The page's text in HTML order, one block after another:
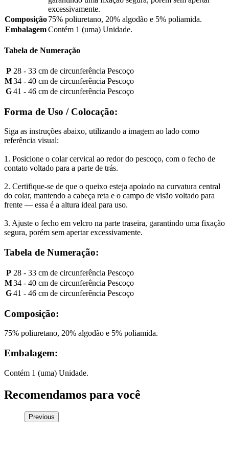
excessivamente.
Composição75% poliuretano, 20% algodão e 5% poliamida.
EmbalagemContém 1 (uma) Unidade.
Tabela de Numeração
P 28 - 33 cm de circunferência Pescoço
M34 - 40 cm de circunferência Pescoço
G 41 - 46 cm de circunferência Pescoço
Forma de Uso / Colocação:
Siga as instruções abaixo, utilizando a imagem ao lado como
referência visual:
1. Posicione o colar cervical ao redor do pescoço, com o fecho de
contato voltado para a parte de trás.
2. Certifique-se de que o queixo esteja apoiado na curvatura central
do colar, mantendo a cabeça reta e o campo de visão voltado para
frente — essa é a altura ideal para uso.
3. Ajuste o fecho em velcro na parte traseira, garantindo uma fixação
segura, porém sem apertar excessivamente.
Tabela de Numeração:
P 28 - 33 cm de circunferência Pescoço
M34 - 40 cm de circunferência Pescoço
G 41 - 46 cm de circunferência Pescoço
Composição:
75% poliuretano, 20% algodão e 5% poliamida.
Embalagem:
Contém 1 (uma) Unidade.
Recomendamos para você
Previous